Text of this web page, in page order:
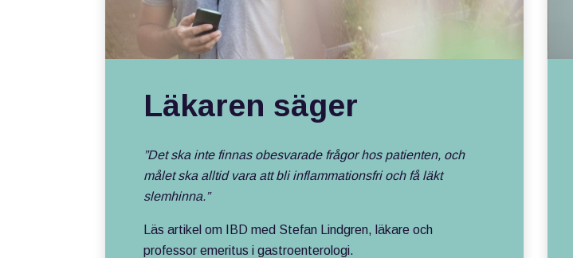
Läkaren säger
”Det ska inte finnas obesvarade frågor hos patienten, och
målet ska alltid vara att bli inflammationsfri och få läkt
slemhinna.”
Läs artikel om IBD med Stefan Lindgren, läkare och
professor emeritus i gastroenterologi.